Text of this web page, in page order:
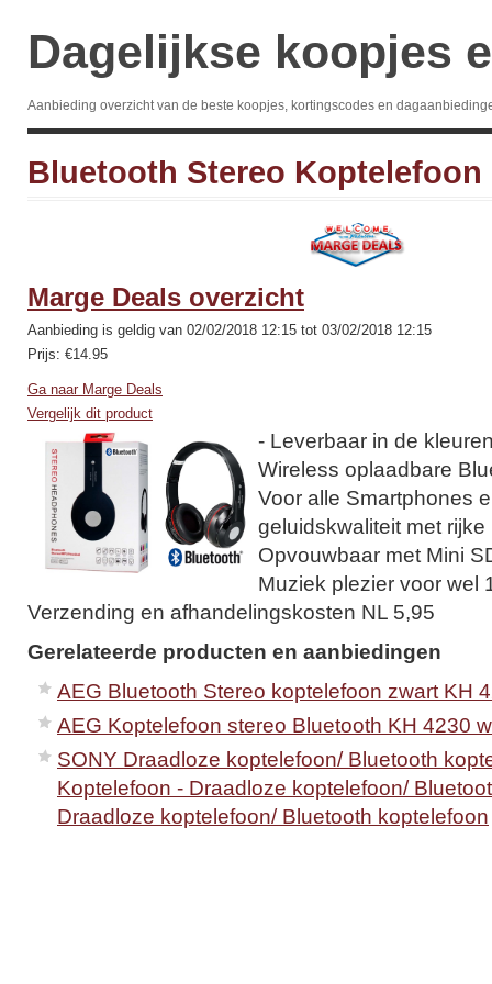
Dagelijkse koopjes
Aanbieding overzicht van de beste koopjes, kortingscodes en
Bluetooth Stereo Koptelefoon
Marge Deals overzicht
Aanbieding is geldig van 02/02/2018 12:15 tot 03/02/2018 12:15
Prijs: €14.95
Ga naar Marge Deals
Vergelijk dit product
- Leverbaar in de
Wireless oplaadbare
Voor alle Smartphones
geluidskwaliteit met
Opvouwbaar met Mini
Muziek plezier voor wel
Verzending en afhandelingskosten NL 5,95
Gerelateerde producten en aanbiedingen
AEG Bluetooth Stereo koptelefoon zwart KH
AEG Koptelefoon stereo Bluetooth KH 4230
SONY Draadloze koptelefoon/ Bluetooth
Koptelefoon - Draadloze koptelefoon/
Draadloze koptelefoon/ Bluetooth koptelefoon